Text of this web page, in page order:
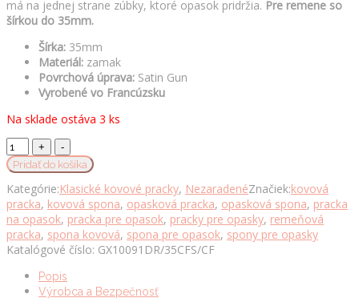
má na jednej strane zúbky, ktoré opasok pridržia. Pre remene so
šírkou do 35mm.
Šírka: 35mm
Materiál: zamak
Povrchová úprava: Satin Gun
Vyrobené vo Francúzsku
Na sklade ostáva 3 ks
Kovová
pracka
FREEDOM,
35mm,
Satin
Gun
množstvo
Pridať do košíka
Kategórie:Klasické kovové pracky, NezaradenéZnačiek:kovová
pracka, kovová spona, opasková pracka, opasková spona, pracka
na opasok, pracka pre opasok, pracky pre opasky, remeňová
pracka, spona kovová, spona pre opasok, spony pre opasky
Katalógové číslo: GX10091DR/35CFS/CF
Popis
Výrobca a Bezpečnosť